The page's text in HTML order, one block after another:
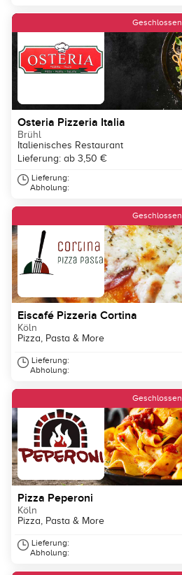
Geschlossen
Osteria Pizzeria Italia
Brühl
Italienisches Restaurant
Lieferung: ab 3,50 €
Lieferung:
Abholung:
Geschlossen
Eiscafé Pizzeria Cortina
Köln
Pizza, Pasta & More
Lieferung:
Abholung:
Geschlossen
Pizza Peperoni
Köln
Pizza, Pasta & More
Lieferung:
Abholung: